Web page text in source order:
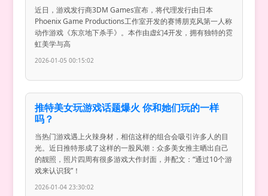
近日，游戏发行商3DM Games宣布，将代理发行由日本
Phoenix Game Productions工作室开发的赛博朋克风第一人称
动作游戏《东京地下杀手》。本作由虚幻4开发，拥有独特的霓
虹美学与高
2026-01-05 00:15:02
推特美女玩游戏话题爆火 你和她们玩的一样
吗？
当热门游戏遇上火辣身材，相信这样的组合会吸引许多人的目
光。近日推特形成了这样的一股风潮：众多美女推主晒出自己
的靓照，照片四周有很多游戏大作封面，并配文：“通过10个游
戏来认识我”！
2026-01-04 23:30:02